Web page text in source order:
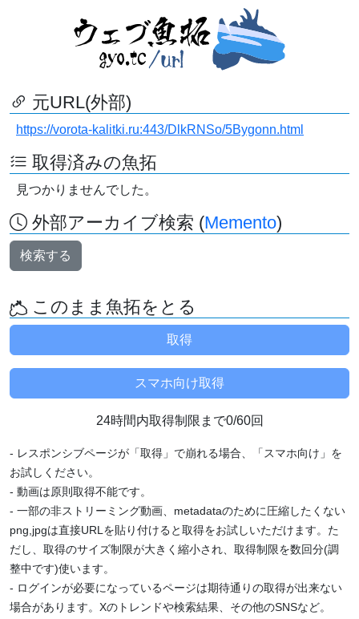
元URL(外部)
https://vorota-kalitki.ru:443/DlkRNSo/5Bygonn.html
取得済みの魚拓
見つかりませんでした。
外部アーカイブ検索 (Memento)
検索する
このまま魚拓をとる
24時間内取得制限まで0/60回
- レスポンシブページが「取得」で崩れる場合、「スマホ向け」を
お試しください。
- 動画は原則取得不能です。
- 一部の非ストリーミング動画、metadataのために圧縮したくない
png,jpgは直接URLを貼り付けると取得をお試しいただけます。た
だし、取得のサイズ制限が大きく縮小され、取得制限を数回分(調
整中です)使います。
- ログインが必要になっているページは期待通りの取得が出来ない
場合があります。Xのトレンドや検索結果、その他のSNSなど。